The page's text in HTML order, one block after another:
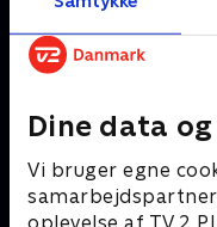
Dine data
Vi bruger egne
oplevelse af TV 2
Andre så også